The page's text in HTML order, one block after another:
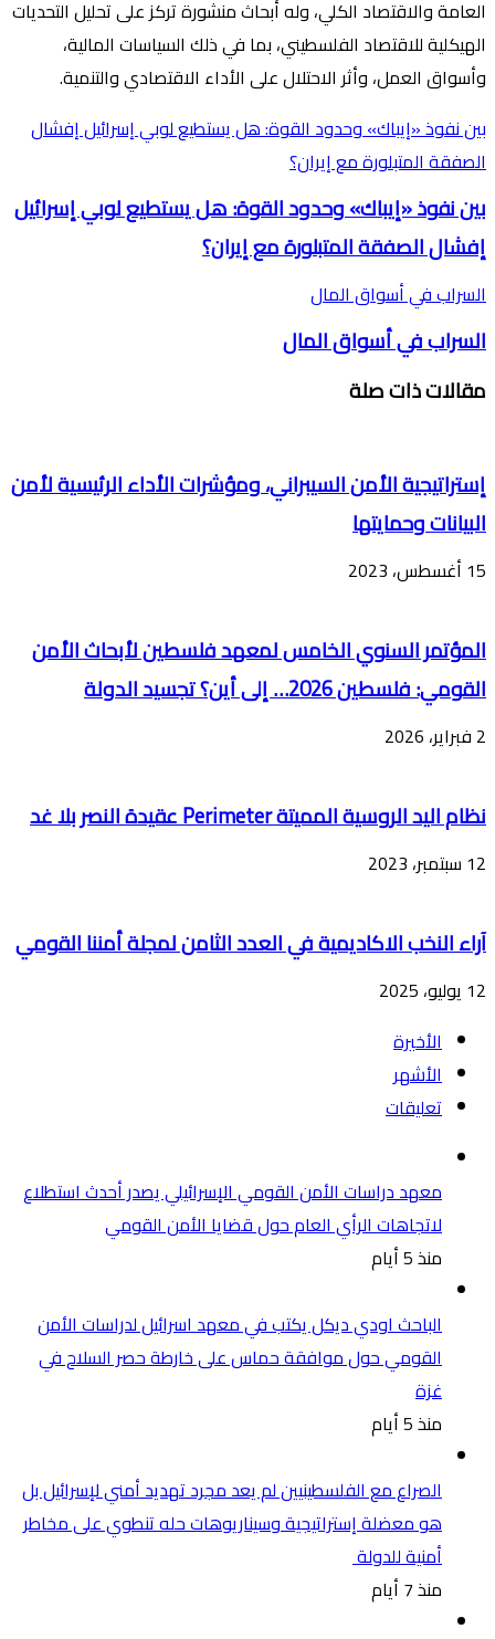
العامة والاقتصاد الكلي، وله أبحاث منشورة تركز على تحليل التحديات
الهيكلية للاقتصاد الفلسطيني، بما في ذلك السياسات المالية،
وأسواق العمل، وأثر الاحتلال على الأداء الاقتصادي والتنمية.
بين نفوذ «إيباك» وحدود القوة: هل يستطيع لوبي إسرائيل إفشال
الصفقة المتبلورة مع إيران؟
بين نفوذ «إيباك» وحدود القوة: هل يستطيع لوبي إسرائيل
إفشال الصفقة المتبلورة مع إيران؟
السراب في أسواق المال
السراب في أسواق المال
مقالات ذات صلة
إستراتيجية الأمن السيبراني، ومؤشرات الأداء الرئيسية لأمن
البيانات وحمايتها
15 أغسطس، 2023
المؤتمر السنوي الخامس لمعهد فلسطين لأبحاث الأمن
القومي: فلسطين 2026… إلى أين؟ تجسيد الدولة
2 فبراير، 2026
نظام اليد الروسية المميتة Perimeter عقيدة النصر بلا غد
12 سبتمبر، 2023
آراء النخب الاكاديمية في العدد الثامن لمجلة أمننا القومي
12 يوليو، 2025
الأخيرة
الأشهر
تعليقات
معهد دراسات الأمن القومي الإسرائيلي يصدر أحدث استطلاع
لاتجاهات الرأي العام حول قضايا الأمن القومي
منذ 5 أيام
الباحث اودي ديكل يكتب في معهد اسرائيل لدراسات الأمن
القومي حول موافقة حماس على خارطة حصر السلاح في
غزة
منذ 5 أيام
الصراع مع الفلسطينيين لم يعد مجرد تهديد أمني لإسرائيل بل
هو معضلة إستراتيجية وسيناريوهات حله تنطوي على مخاطر
أمنية للدولة
منذ 7 أيام